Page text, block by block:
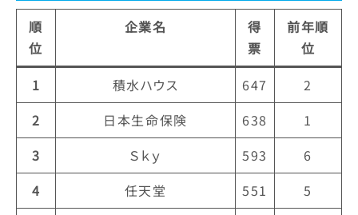
順
位
企業名
得
票
前年順
位
1
積水ハウス 647
2
2
日本生命保険 638
1
3
Ｓｋｙ 593
6
4
任天堂 551
5